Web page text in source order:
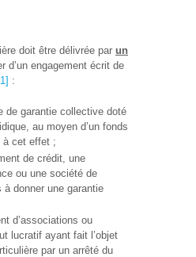
doit être délivrée par un
d’un engagement écrit de
:
de garantie collective doté
au moyen d’un fonds
à cet effet ;
de crédit, une
ou une société de
donner une garantie
d’associations ou
lucratif ayant fait l’objet
par un arrêté du